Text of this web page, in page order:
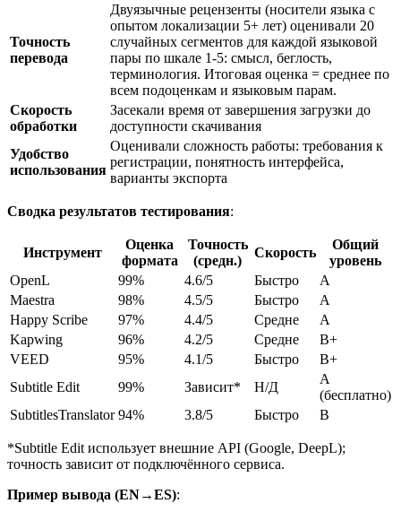
Точность
перевода
Двуязычные рецензенты (носители языка с
опытом локализации 5+ лет) оценивали 20
случайных сегментов для каждой языковой
пары по шкале 1-5: смысл, беглость,
терминология. Итоговая оценка = среднее по
всем подоценкам и языковым парам.
Скорость
обработки
Засекали время от завершения загрузки до
доступности скачивания
Удобство
использования
Оценивали сложность работы: требования к
регистрации, понятность интерфейса,
варианты экспорта
Сводка результатов тестирования:
Инструмент
Оценка
формата
Точность
(средн.)
Скорость
Общий
уровень
OpenL
99% 4.6/5 Быстро
A
Maestra
98% 4.5/5 Быстро
A
Happy Scribe
97% 4.4/5 Средне
A
Kapwing
96% 4.2/5 Средне
B+
VEED
95% 4.1/5 Быстро
B+
Subtitle Edit
99% Зависит* Н/Д
A
(бесплатно)
SubtitlesTranslator 94% 3.8/5 Быстро B
*Subtitle Edit использует внешние API (Google, DeepL);
точность зависит от подключённого сервиса.
Пример вывода (EN→ES):